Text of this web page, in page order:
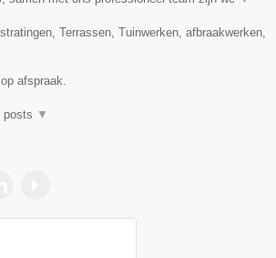
Terrassen, Tuinwerken, afbraakwerken,
afspraak.
posts ▼